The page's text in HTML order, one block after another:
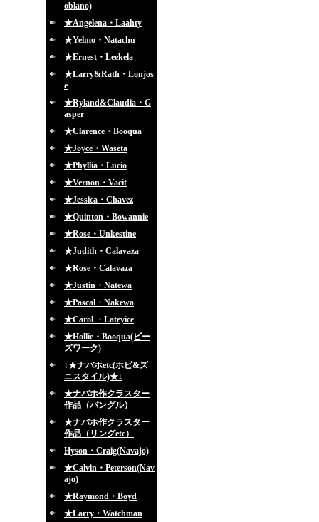
oblano)
★Angelena・Laahty
★Yelmo・Natachu
★Ernest・Leekela
★Larry&Rath・Lonjos
e
★Ryland&Claudia・G
asper
★Clarence・Booqua
★Joyce・Waseta
★Phyllia・Lucio
★Vernon・Vacit
★Jessica・Chavez
★Quinton・Bowannie
★Rose・Unkestine
★Judith・Calavaza
★Rose・Calavaza
★Justin・Natewa
★Pascal・Nakewa
★Carol ・Lateyice
★Hollie・Booqua(ビー
ズワーク)
↓★ナバホetc(ホピ&ズ
ニスタイル)★↓
★ナバホ作クラスター
作品（バングル）
★ナバホ作クラスター
作品（リングetc）
Hyson・Craig(Navajo)
★Calvin・Peterson(Nav
ajo)
★Raymond・Boyd
★Larry・Watchman